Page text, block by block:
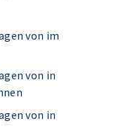
von im
von in
von in